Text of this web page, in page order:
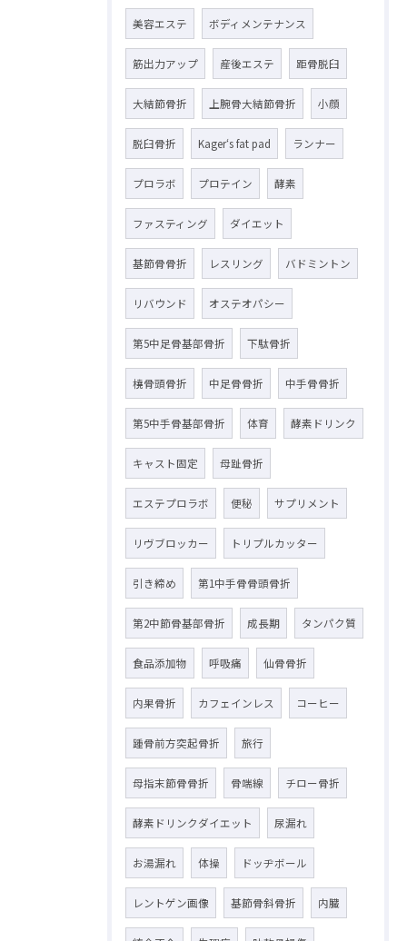
美容エステ ボディメンテナンス
筋出力アップ 産後エステ 距骨脱臼
大結節骨折 上腕骨大結節骨折 小顔
脱臼骨折 Kager‘s fat pad ランナー
プロラボ プロテイン 酵素
ファスティング ダイエット
基節骨骨折 レスリング バドミントン
リバウンド オステオパシー
第5中足骨基部骨折 下駄骨折
橈骨頭骨折 中足骨骨折 中手骨骨折
第5中手骨基部骨折 体育 酵素ドリンク
キャスト固定 母趾骨折
エステプロラボ 便秘 サプリメント
リヴブロッカー トリプルカッター
引き締め 第1中手骨骨頭骨折
第2中節骨基部骨折 成長期 タンパク質
食品添加物 呼吸痛 仙骨骨折
内果骨折 カフェインレス コーヒー
踵骨前方突起骨折 旅行
母指末節骨骨折 骨端線 チロー骨折
酵素ドリンクダイエット 尿漏れ
お湯漏れ 体操 ドッヂボール
レントゲン画像 基節骨斜骨折 内臓